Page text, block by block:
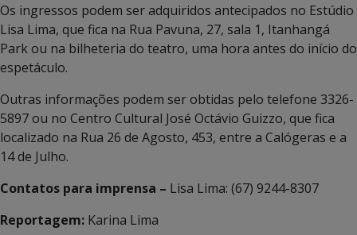
Os ingressos podem ser adquiridos antecipados no Estúdio
Lisa Lima, que fica na Rua Pavuna, 27, sala 1, Itanhangá
Park ou na bilheteria do teatro, uma hora antes do início do
espetáculo.
Outras informações podem ser obtidas pelo telefone 3326-
5897 ou no Centro Cultural José Octávio Guizzo, que fica
localizado na Rua 26 de Agosto, 453, entre a Calógeras e a
14 de Julho.
Contatos para imprensa – Lisa Lima: (67) 9244-8307
Reportagem: Karina Lima